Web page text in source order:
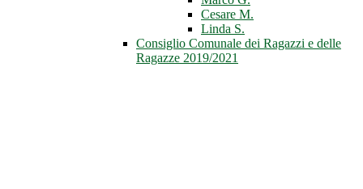
Cesare M.
Linda S.
Consiglio Comunale dei Ragazzi e delle
Ragazze 2019/2021